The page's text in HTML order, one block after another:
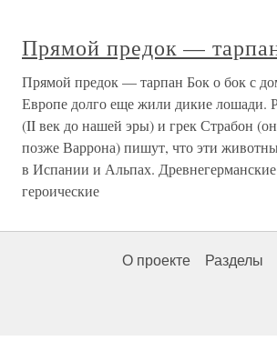
Прямой предок —
Прямой предок — тарпан Бок о бок с
Европе долго еще жили дикие лошади.
(II век до нашей эры) и грек Страбон
позже Варрона) пишут, что эти
в Испании и Альпах.
героические
О проекте Разделы